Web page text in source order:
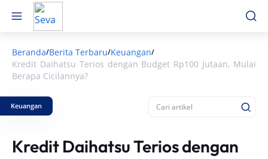
Beranda/Berita Terbaru/Keuangan/
Kredit Daihatsu Terios dengan Budget Rp100 Jutaan, Mulai
Berapa Cicilannya?
Keuangan
Kredit Daihatsu Terios dengan